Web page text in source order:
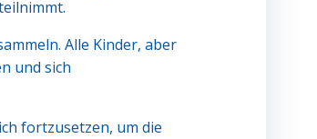
Alle Kinder, aber
und sich
fortzusetzen, um die